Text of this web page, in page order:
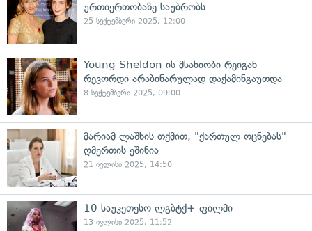
ურთიერთობაზე საუბრობს
25 სექტემბერი 2025, 12:00
Young Sheldon-ის მსახიობი რეიგან
რევორდი არაბინარულად დაქამინგაუთდა
8 სექტემბერი 2025, 09:00
მარიამ ლაშხის თქმით, "ქართულ ოცნებას"
ღმერთის ეშინია
21 ივლისი 2025, 14:50
10 საუკეთესო ლგბტქ+ ფილმი
13 ივლისი 2025, 11:52